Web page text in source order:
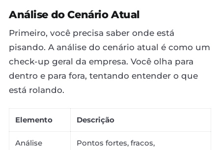
Análise do Cenário Atual
Primeiro, você precisa saber onde está
pisando. A análise do cenário atual é como um
check-up geral da empresa. Você olha para
dentro e para fora, tentando entender o que
está rolando.
Elemento Descrição
Análise
Pontos fortes, fracos,